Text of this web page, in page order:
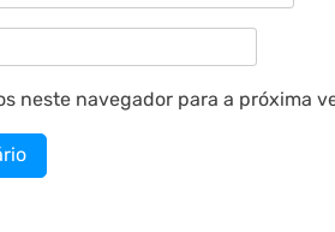
neste navegador para a próxima